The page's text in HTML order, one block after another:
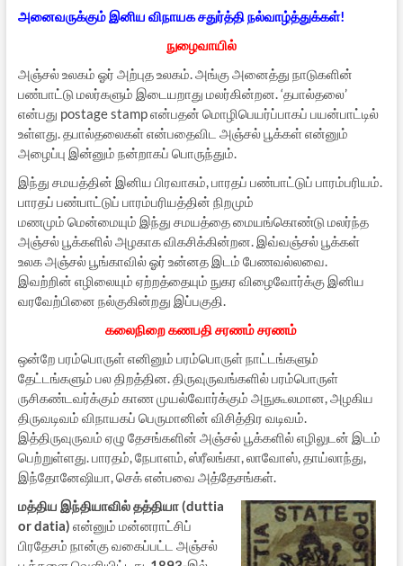
அனைவருக்கும் இனிய விநாயக சதுர்த்தி நல்வாழ்த்துக்கள்!
நுழைவாயில்
அஞ்சல் உலகம் ஓர் அற்புத உலகம். அங்கு அனைத்து நாடுகளின்
பண்பாட்டு மலர்களும் இடையறாது மலர்கின்றன. ‘தபால்தலை’
என்பது postage stamp என்பதன் மொழிபெயர்ப்பாகப் பயன்பாட்டில்
உள்ளது. தபால்தலைகள் என்பதைவிட அஞ்சல் பூக்கள் என்னும்
அழைப்பு இன்னும் நன்றாகப் பொருந்தும்.
இந்து சமயத்தின் இனிய பிரவாகம், பாரதப் பண்பாட்டுப் பாரம்பரியம்.
பாரதப் பண்பாட்டுப் பாரம்பரியத்தின் நிறமும்
மணமும் மென்மையும் இந்து சமயத்தை மையங்கொண்டு மலர்ந்த
அஞ்சல் பூக்களில் அழகாக விகசிக்கின்றன. இவ்வஞ்சல் பூக்கள்
உலக அஞ்சல் பூங்காவில் ஓர் உன்னத இடம் பேணவல்லவை.
இவற்றின் எழிலையும் ஏற்றத்தையும் நுகர விழைவோர்க்கு இனிய
வரவேற்பினை நல்குகின்றது இப்பகுதி.
கலைநிறை கணபதி சரணம் சரணம்
ஒன்றே பரம்பொருள் எனினும் பரம்பொருள் நாட்டங்களும்
தேட்டங்களும் பல திறத்தின. திருவுருவங்களில் பரம்பொருள்
ருசிகண்டவர்க்கும் காண முயல்வோர்க்கும் அநுகூலமான, அழகிய
திருவடிவம் விநாயகப் பெருமானின் விசித்திர வடிவம்.
இத்திருவுருவம் ஏழு தேசங்களின் அஞ்சல் பூக்களில் எழிலுடன் இடம்
பெற்றுள்ளது. பாரதம், நேபாளம், ஸ்ரீலங்கா, லாவோஸ், தாய்லாந்து,
இந்தோனேஷியா, செக் என்பவை அத்தேசங்கள்.
மத்திய இந்தியாவில்தத்தியா (duttia
or datia) என்னும் மன்னராட்சிப்
பிரதேசம் நான்கு வகைப்பட்ட அஞ்சல்